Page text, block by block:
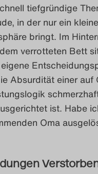
tiefgründige
in der nur ein
bringt. Im
verrotteten Bett
Absurdität einer
ist. Habe
Oma